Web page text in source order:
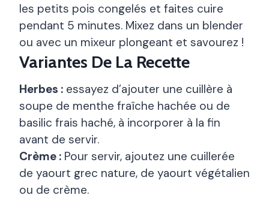
les petits pois congelés et faites cuire
pendant 5 minutes. Mixez dans un blender
ou avec un mixeur plongeant et savourez !
Variantes De La Recette
Herbes : essayez d’ajouter une cuillère à
soupe de menthe fraîche hachée ou de
basilic frais haché, à incorporer à la fin
avant de servir.
Crème : Pour servir, ajoutez une cuillerée
de yaourt grec nature, de yaourt végétalien
ou de crème.